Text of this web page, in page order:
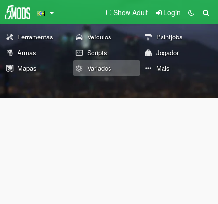
Show Adult Login
Ferramentas Veículos
Paintjobs
Armas
Scripts
Jogador
Mapas
Variados Mais